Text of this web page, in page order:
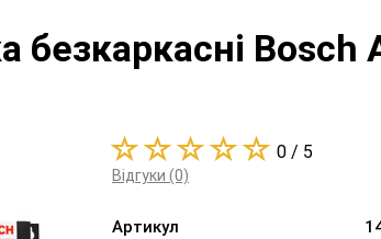
безкаркасні
0 / 5
Відгуки (0)
Артикул